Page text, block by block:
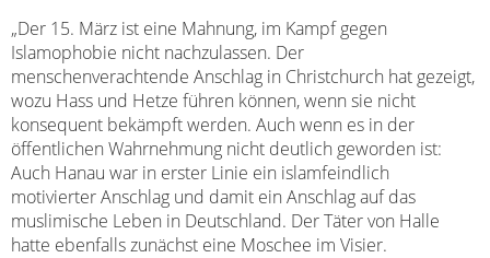
„Der 15. März ist eine Mahnung, im Kampf gegen
Islamophobie nicht nachzulassen. Der
menschenverachtende Anschlag in Christchurch hat gezeigt,
wozu Hass und Hetze führen können, wenn sie nicht
konsequent bekämpft werden. Auch wenn es in der
öffentlichen Wahrnehmung nicht deutlich geworden ist:
Auch Hanau war in erster Linie ein islamfeindlich
motivierter Anschlag und damit ein Anschlag auf das
muslimische Leben in Deutschland. Der Täter von Halle
hatte ebenfalls zunächst eine Moschee im Visier.